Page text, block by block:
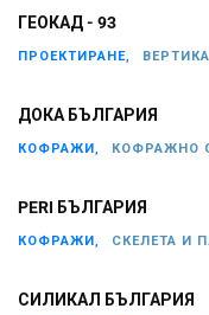
ГЕОКАД - 93
ПРОЕКТИРАНЕ,
ДОКА БЪЛГАРИЯ
КОФРАЖИ, КОФРАЖНО
PERI БЪЛГАРИЯ
КОФРАЖИ, СКЕЛЕТА И
СИЛИКАЛ БЪЛГАРИЯ